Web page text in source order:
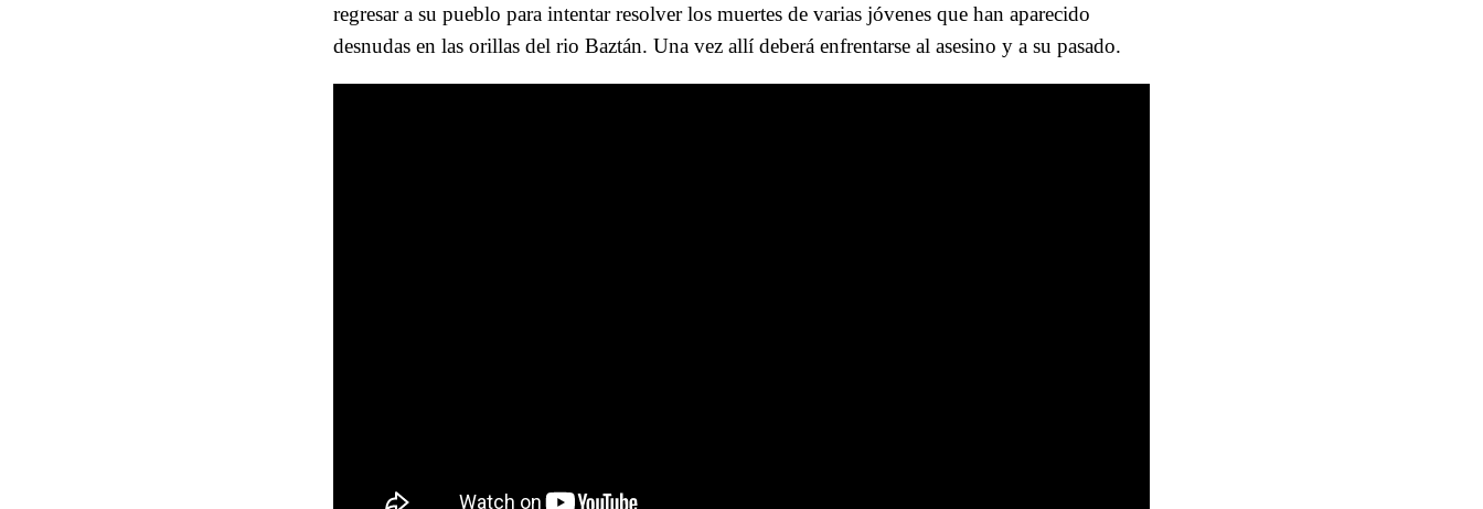
regresar a su pueblo para intentar resolver los muertes de varias jóvenes que han aparecido
desnudas en las orillas del rio Baztán. Una vez allí deberá enfrentarse al asesino y a su pasado.